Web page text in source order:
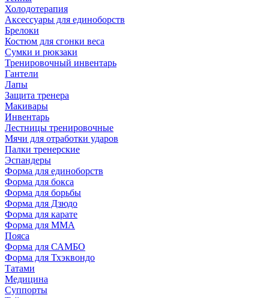
Холодотерапия
Аксессуары для единоборств
Брелоки
Костюм для сгонки веса
Сумки и рюкзаки
Тренировочный инвентарь
Гантели
Лапы
Защита тренера
Макивары
Инвентарь
Лестницы тренировочные
Мячи для отработки ударов
Палки тренерские
Эспандеры
Форма для единоборств
Форма для бокса
Форма для борьбы
Форма для Дзюдо
Форма для карате
Форма для MMA
Пояса
Форма для САМБО
Форма для Тхэквондо
Татами
Медицина
Суппорты